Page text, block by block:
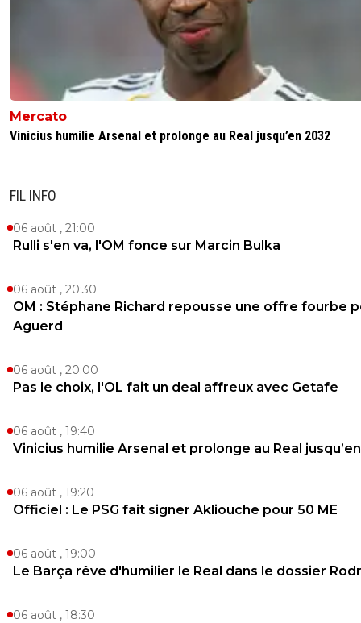
Mercato
Vinicius humilie Arsenal et prolonge au Real jusqu’en 2032
FIL INFO
06 août , 21:00
Rulli s'en va, l'OM fonce sur Marcin Bulka
06 août , 20:30
OM : Stéphane Richard repousse une offre fourbe
Aguerd
06 août , 20:00
Pas le choix, l'OL fait un deal affreux avec Getafe
06 août , 19:40
Vinicius humilie Arsenal et prolonge au Real
06 août , 19:20
Officiel : Le PSG fait signer Akliouche pour 50 ME
06 août , 19:00
Le Barça rêve d'humilier le Real dans le dossier
06 août , 18:30